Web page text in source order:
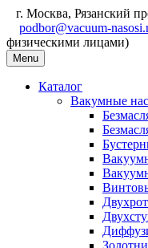
г. Москва, Рязанский
podbor@vacuum-
физическими лицами)
Menu
Каталог
Вакумные